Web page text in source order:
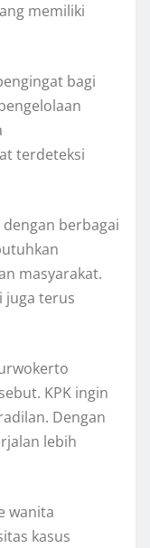
memiliki
bagi
terdeteksi
berbagai
masyarakat.
juga terus
KPK ingin
Dengan
lebih
wanita
kasus